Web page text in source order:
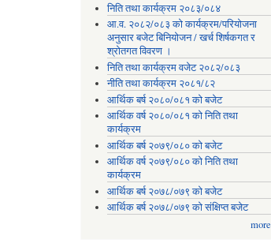
निति तथा कार्यक्रम २०८३/०८४
आ.व. २०८२/०८३ को कार्यक्रम/परियोजना
अनुसार बजेट बिनियोजन / खर्च शिर्षकगत र
श्रोतगत विवरण ।
निति तथा कार्यक्रम वजेट २०८२/०८३
नीति तथा कार्यक्रम २०८१/८२
आर्थिक बर्ष २०८०/०८१ को बजेट
आर्थिक वर्ष २०८०/०८१ को निति तथा
कार्यक्रम
आर्थिक बर्ष २०७९/०८० को बजेट
आर्थिक वर्ष २०७९/०८० को निति तथा
कार्यक्रम
आर्थिक बर्ष २०७८/०७९ को बजेट
आर्थिक बर्ष २०७८/०७९ को संक्षिप्त बजेट
more